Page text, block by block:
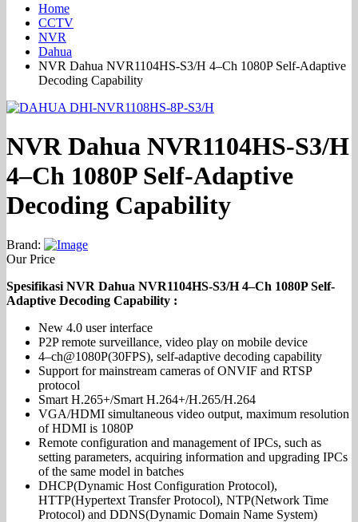
Home
CCTV
NVR
Dahua
NVR Dahua NVR1104HS-S3/H 4–Ch 1080P Self-Adaptive
Decoding Capability
NVR Dahua NVR1104HS-S3/H
4–Ch 1080P Self-Adaptive
Decoding Capability
Brand:
Our Price
Spesifikasi NVR Dahua NVR1104HS-S3/H 4–Ch 1080P Self-
Adaptive Decoding Capability :
New 4.0 user interface
P2P remote surveillance, video play on mobile device
4–ch@1080P(30FPS), self-adaptive decoding capability
Support for mainstream cameras of ONVIF and RTSP
protocol
Smart H.265+/Smart H.264+/H.265/H.264
VGA/HDMI simultaneous video output, maximum resolution
of HDMI is 1080P
Remote configuration and management of IPCs, such as
setting parameters, acquiring information and upgrading IPCs
of the same model in batches
DHCP(Dynamic Host Configuration Protocol),
HTTP(Hypertext Transfer Protocol), NTP(Network Time
Protocol) and DDNS(Dynamic Domain Name System)